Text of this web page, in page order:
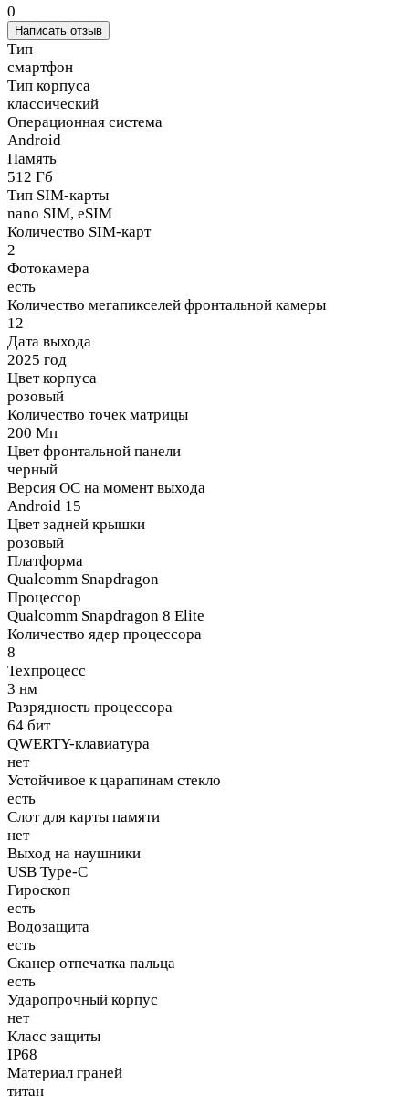
0
Написать отзыв
Тип
смартфон
Тип корпуса
классический
Операционная система
Android
Память
512 Гб
Тип SIM-карты
nano SIM, eSIM
Количество SIM-карт
2
Фотокамера
есть
Количество мегапикселей фронтальной камеры
12
Дата выхода
2025 год
Цвет корпуса
розовый
Количество точек матрицы
200 Мп
Цвет фронтальной панели
черный
Версия ОС на момент выхода
Android 15
Цвет задней крышки
розовый
Платформа
Qualcomm Snapdragon
Процессор
Qualcomm Snapdragon 8 Elite
Количество ядер процессора
8
Техпроцесс
3 нм
Разрядность процессора
64 бит
QWERTY-клавиатура
нет
Устойчивое к царапинам стекло
есть
Слот для карты памяти
нет
Выход на наушники
USB Type-C
Гироскоп
есть
Водозащита
есть
Сканер отпечатка пальца
есть
Ударопрочный корпус
нет
Класс защиты
IP68
Материал граней
титан